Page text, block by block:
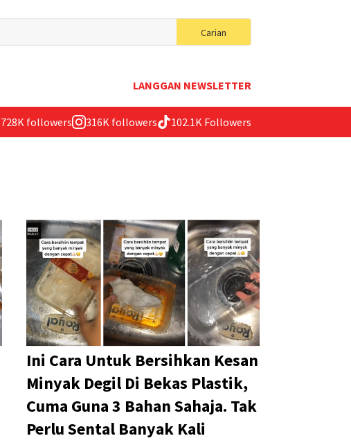
Carian
for:
LANGGAN NEWSLETTER
728K followers 316K followers 102.1K Followers
Ini Cara Untuk Bersihkan Kesan
Minyak Degil Di Bekas Plastik,
Cuma Guna 3 Bahan Sahaja. Tak
Perlu Sental Banyak Kali